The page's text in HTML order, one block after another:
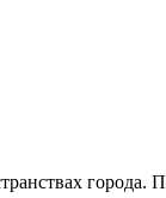
города.